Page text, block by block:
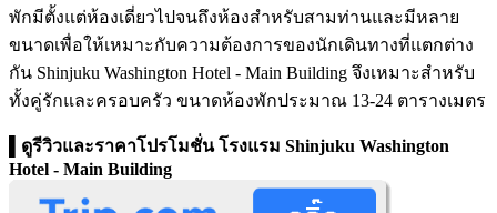
พักมีตั้งแต่ห้องเดี่ยวไปจนถึงห้องสำหรับสามท่านและมีหลาย
ขนาดเพื่อให้เหมาะกับความต้องการของนักเดินทางที่แตกต่าง
กัน Shinjuku Washington Hotel - Main Building จึงเหมาะสำหรับ
ทั้งคู่รักและครอบครัว ขนาดห้องพักประมาณ 13-24 ตารางเมตร
▌ดูรีวิวและราคาโปรโมชั่นโรงแรม Shinjuku Washington
Hotel - Main Building